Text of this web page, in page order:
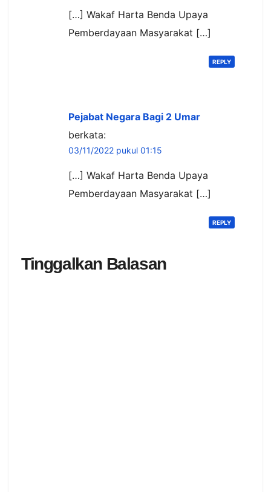
[…] Wakaf Harta Benda Upaya
Pemberdayaan Masyarakat […]
REPLY
Pejabat Negara Bagi 2 Umar
berkata:
03/11/2022 pukul 01:15
[…] Wakaf Harta Benda Upaya
Pemberdayaan Masyarakat […]
REPLY
Tinggalkan Balasan